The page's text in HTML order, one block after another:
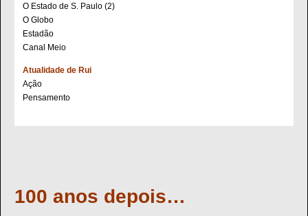
100 anos depois…
O Estado de S. Paulo (2)
O Globo
Estadão
Canal Meio
Atualidade de Rui
Ação
Pensamento